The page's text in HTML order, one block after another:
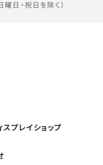
日・祝日を除く）
プレイショップ